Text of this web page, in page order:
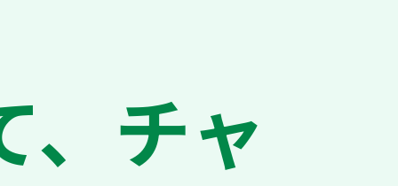
、チャ